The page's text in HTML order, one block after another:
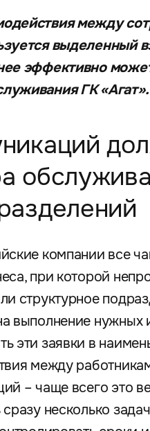
между
выделенный
эффективно
ГК «Агат».
компании все
при которой
структурное
выполнение нужных
эти заявки в
между
– чаще всего это
несколько